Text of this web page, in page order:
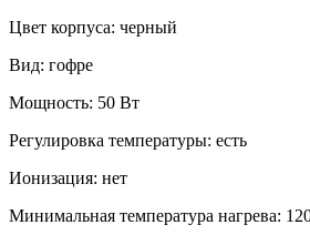
Цвет корпуса: черный
Вид: гофре
Мощность: 50 Вт
Регулировка температуры: есть
Ионизация: нет
Минимальная температура нагрева: